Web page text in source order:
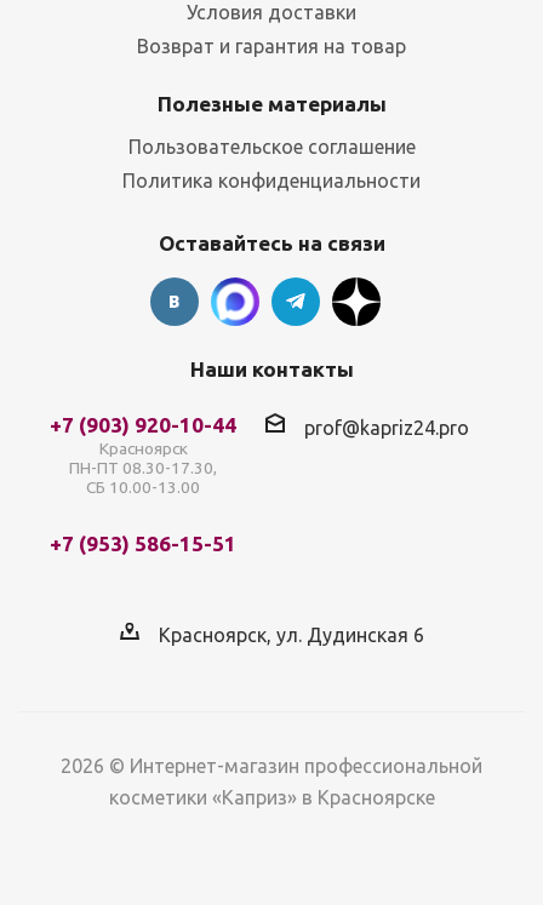
Условия доставки
Возврат и гарантия на товар
Полезные материалы
Пользовательское соглашение
Политика конфиденциальности
Оставайтесь на связи
Наши контакты
+7 (903) 920-10-44
Красноярск
ПН-ПТ 08.30-17.30,
СБ 10.00-13.00
+7 (953) 586-15-51
prof@kapriz24.pro
Красноярск, ул. Дудинская 6
2026 © Интернет-магазин профессиональной
косметики «Каприз» в Красноярске